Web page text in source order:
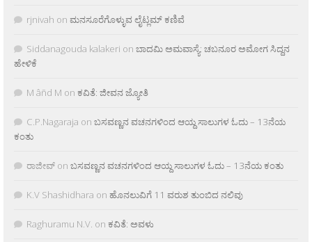
rjnivah on ಮನಸೂರೆಗೊಳ್ಳುವ ಲೈಟ್ಲಮ್ ಕಣಿವೆ
Siddanagouda kalakeri on ಬಾದಮಿ ಅಮವಾಸ್ಯೆ: ಚಬನೂರ ಅಮೋಗ ಸಿದ್ದನ
ಹೇಳಿಕೆ
M âñd M on ಕವಿತೆ: ಜೀವನ ಜ್ಯೋತಿ
C.P.Nagaraja on ಬಸವಣ್ಣನ ವಚನಗಳಿಂದ ಆಯ್ದ ಸಾಲುಗಳ ಓದು – 13ನೆಯ
ಕಂತು
ರಾಜೀವ್ on ಬಸವಣ್ಣನ ವಚನಗಳಿಂದ ಆಯ್ದ ಸಾಲುಗಳ ಓದು – 13ನೆಯ ಕಂತು
K.V Shashidhara on ಹೊನಲುವಿಗೆ 11 ವರುಶ ತುಂಬಿದ ನಲಿವು
Raghuramu N.V. on ಕವಿತೆ: ಅವಳು